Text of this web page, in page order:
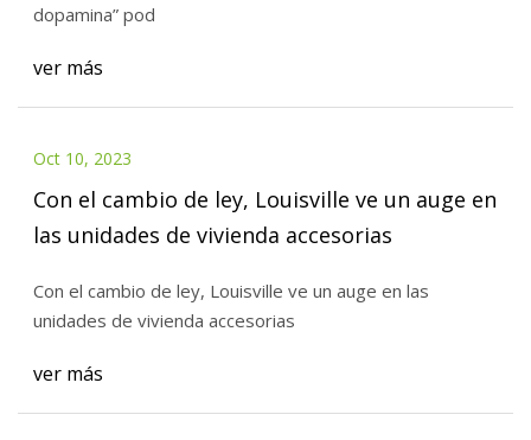
dopamina” pod
ver más
Oct 10, 2023
Con el cambio de ley, Louisville ve un auge en
las unidades de vivienda accesorias
Con el cambio de ley, Louisville ve un auge en las
unidades de vivienda accesorias
ver más